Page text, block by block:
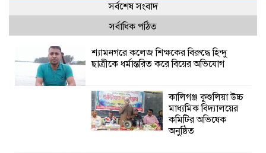
সর্বশেষ সংবাদ
সর্বাধিক পঠিত
শ্যামনগরে কলেজ শিক্ষকের বিরুদ্ধে হিন্দু
ছাত্রীকে ধর্মান্তরিত করে বিয়ের অভিযোগ
কালিগঞ্জ কুশুলিয়া উচ্চ
মাধ্যমিক বিদ্যালয়ের
কমিটির অভিষেক
অনুষ্ঠিত